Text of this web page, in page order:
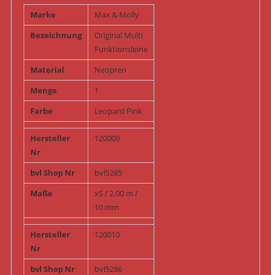
Marke
Max & Molly
Bezeichnung
Original Multi
Funktionsleine
Material
Neopren
Menge
1
Farbe
Leopard Pink
Hersteller
Nr
120009
bvl Shop Nr
bvl5285
Maße
xS / 2,00 m /
10 mm
Hersteller
Nr
120010
bvl Shop Nr
bvl5286